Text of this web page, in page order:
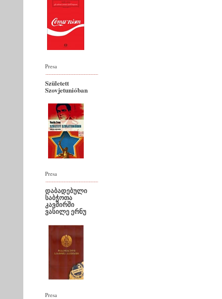
Presa
Született
Szovjetunióban
Presa
დაბადებული
საბჭოთა
კავშირში
ვასილე ერნუ
Presa